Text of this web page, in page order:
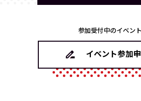
参加受付中のイベント
イベント参加